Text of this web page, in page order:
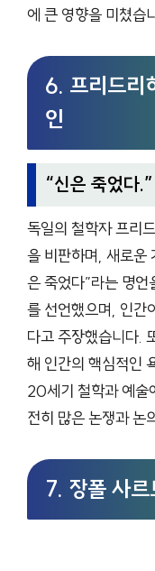
에 큰 영향을 미쳤습
6. 프리드리
인
“신은 죽었다.
독일의 철학자 프리
을 비판하며, 새로운
은 죽었다”라는 명
를 선언했으며, 인간
다고 주장했습니다.
해 인간의 핵심적인
20세기 철학과 예술
전히 많은 논쟁과 논
7. 장폴 사